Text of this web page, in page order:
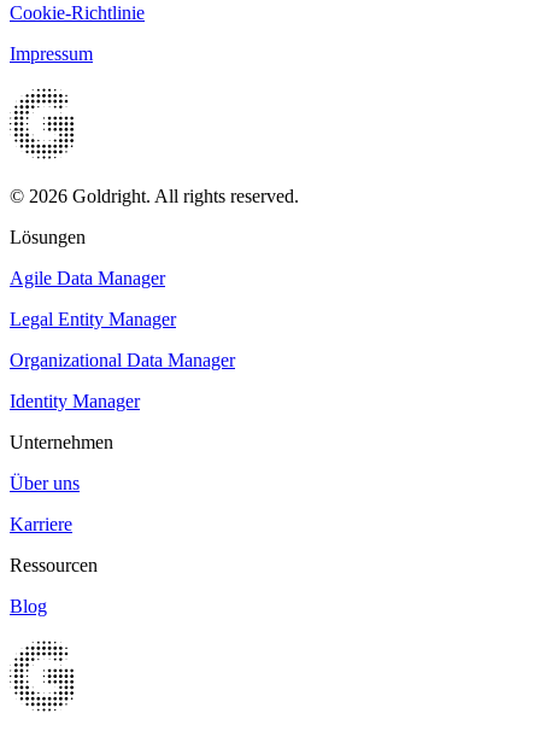
Cookie-Richtlinie
Impressum
© 2026 Goldright. All rights reserved.
Lösungen
Agile Data Manager
Legal Entity Manager
Organizational Data Manager
Identity Manager
Unternehmen
Über uns
Karriere
Ressourcen
Blog